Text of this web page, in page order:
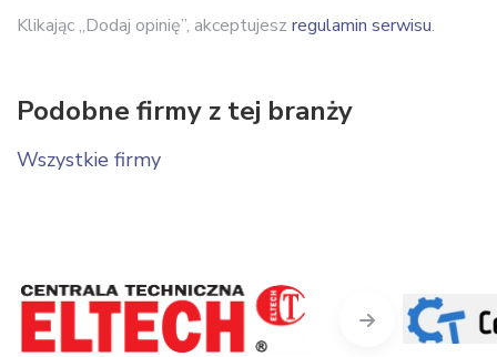
Klikając „Dodaj opinię”, akceptujesz regulamin serwisu.
Podobne firmy z tej branży
Wszystkie firmy
Next